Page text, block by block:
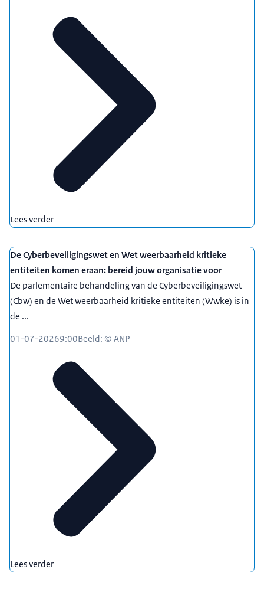
Lees verder
De Cyberbeveiligingswet en Wet weerbaarheid kritieke
entiteiten komen eraan: bereid jouw organisatie voor
De parlementaire behandeling van de Cyberbeveiligingswet
(Cbw) en de Wet weerbaarheid kritieke entiteiten (Wwke) is in
de ...
01-07-20269:00Beeld: © ANP
Lees verder